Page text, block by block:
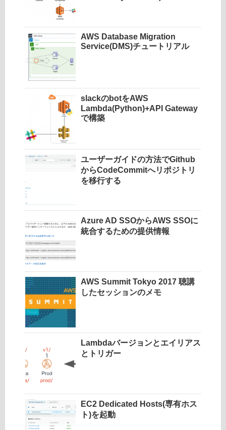
AWS Database Migration
Service(DMS)チュートリアル
slackのbotをAWS
Lambda(Python)+API Gateway
で構築
ユーザーガイドの方法でGithub
からCodeCommitへリポジトリ
を移行する
Azure AD SSOからAWS SSOに
統合するための提供情報
AWS Summit Tokyo 2017 聴講
したセッションのメモ
Lambdaバージョンとエイリアス
とトリガー
EC2 Dedicated Hosts(専有ホス
ト)を起動